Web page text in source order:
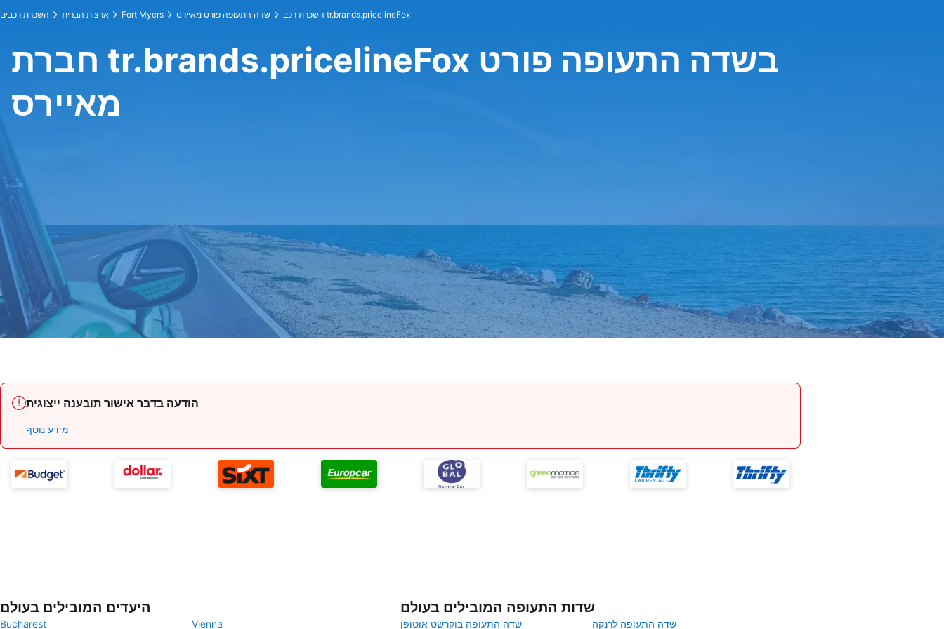
השכרת רכבים ארצות הברית Fort Myers שדה התעופה פורט מאיירס השכרת רכב tr.brands.pricelineFox
חברת tr.brands.pricelineFox בשדה התעופה פורט
מאיירס
הודעה בדבר אישור תובענה ייצוגית
מידע נוסף
היעדים המובילים בעולם
Bucharest Vienna
שדות התעופה המובילים בעולם
שדה התעופה בוקרשט אוטופן שדה התעופה לרנקה